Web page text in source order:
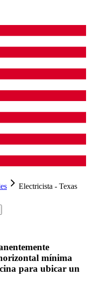
Electricista - Texas
mínima
para ubicar un